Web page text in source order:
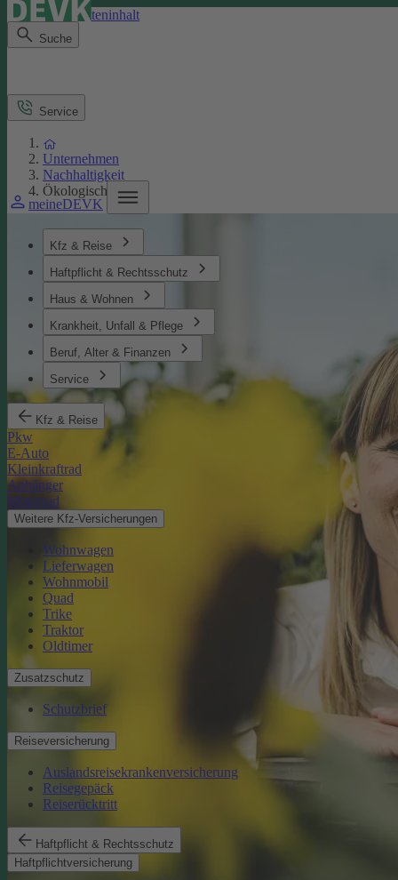
Direkt zum Seiteninhalt
Suche
meineDEVK
Kfz & Reise
Haftpflicht & Rechtsschutz
Haus & Wohnen
Krankheit, Unfall & Pflege
Beruf, Alter & Finanzen
Service
Kfz & Reise
Pkw
E-Auto
Kleinkraftrad
Anhänger
Motorrad
Weitere Kfz-Versicherungen
Wohnwagen
Lieferwagen
Wohnmobil
Quad
Trike
Traktor
Oldtimer
Zusatzschutz
Schutzbrief
Reiseversicherung
Auslandsreisekrankenversicherung
Reisegepäck
Reiserücktritt
Haftpflicht & Rechtsschutz
Haftpflichtversicherung
Service
Unternehmen
Nachhaltigkeit
Ökologisches